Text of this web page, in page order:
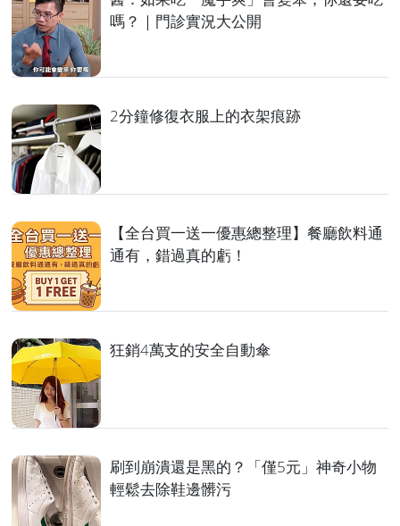
嗎？｜門診實況大公開
2分鐘修復衣服上的衣架痕跡
【全台買一送一優惠總整理】餐廳飲料通
通有，錯過真的虧！
狂銷4萬支的安全自動傘
刷到崩潰還是黑的？「僅5元」神奇小物
輕鬆去除鞋邊髒污